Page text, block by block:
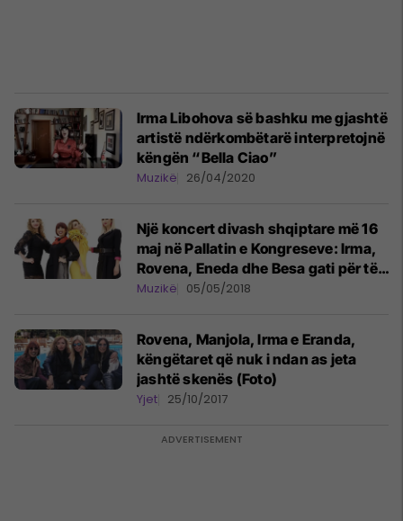
Irma Libohova së bashku me gjashtë
artistë ndërkombëtarë interpretojnë
këngën “Bella Ciao”
Muzikë 26/04/2020
Një koncert divash shqiptare më 16
maj në Pallatin e Kongreseve: Irma,
Rovena, Eneda dhe Besa gati për të
shkëlqyer
Muzikë 05/05/2018
Rovena, Manjola, Irma e Eranda,
këngëtaret që nuk i ndan as jeta
jashtë skenës (Foto)
Yjet 25/10/2017